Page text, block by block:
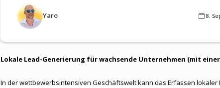
Yaro 8.
Lokale Lead-Generierung für wachsende Unternehmen (mit
In der wettbewerbsintensiven Geschäftswelt kann das Erfassen lokaler